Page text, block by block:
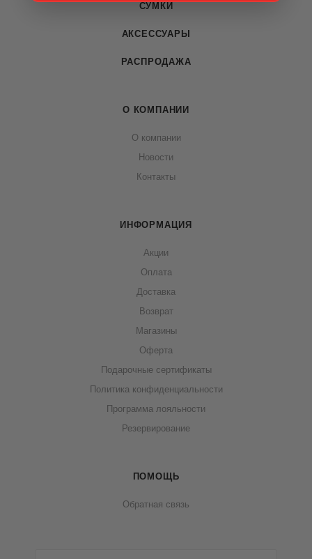
СУМКИ
АКСЕССУАРЫ
РАСПРОДАЖА
О КОМПАНИИ
О компании
Новости
Контакты
ИНФОРМАЦИЯ
Акции
Оплата
Доставка
Возврат
Магазины
Оферта
Подарочные сертификаты
Политика конфиденциальности
Программа лояльности
Резервирование
ПОМОЩЬ
Обратная связь